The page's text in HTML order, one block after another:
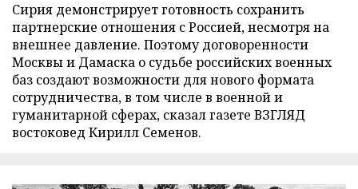
Сирия демонстрирует готовность сохранить
партнерские отношения с Россией, несмотря на
внешнее давление. Поэтому договоренности
Москвы и Дамаска о судьбе российских военных
баз создают возможности для нового формата
сотрудничества, в том числе в военной и
гуманитарной сферах, сказал газете ВЗГЛЯД
востоковед Кирилл Семенов.